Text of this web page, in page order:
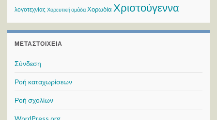
λογοτεχνίας Χορευτική ομάδα Χορωδία Χριστούγεννα
ΜΕΤΑΣΤΟΙΧΕΊΑ
Σύνδεση
Ροή καταχωρίσεων
Ροή σχολίων
WordPress.org